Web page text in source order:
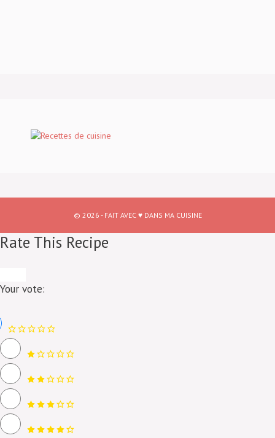
© 2026 - FAIT AVEC ♥ DANS MA CUISINE
Rate This Recipe
Your vote: